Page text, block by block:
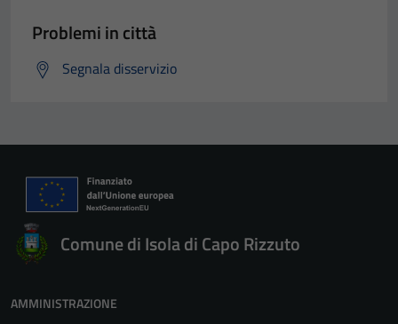
Problemi in città
Segnala disservizio
Comune di Isola di Capo Rizzuto
AMMINISTRAZIONE